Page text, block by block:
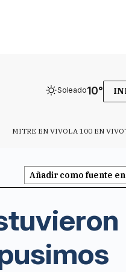
Soleado10°
MITRE EN VIVOLA 100 EN VIVO
Añadir como fuente en